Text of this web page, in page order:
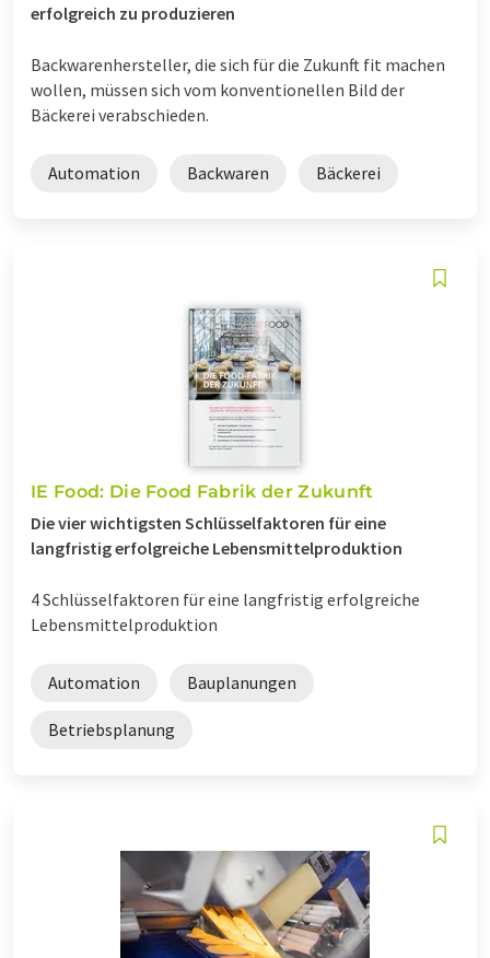
erfolgreich zu produzieren
Backwarenhersteller, die sich für die Zukunft fit machen
wollen, müssen sich vom konventionellen Bild der
Bäckerei verabschieden.
Automation Backwaren Bäckerei
IE Food: Die Food Fabrik der Zukunft
Die vier wichtigsten Schlüsselfaktoren für eine
langfristig erfolgreiche Lebensmittelproduktion
4 Schlüsselfaktoren für eine langfristig erfolgreiche
Lebensmittelproduktion
Automation Bauplanungen
Betriebsplanung